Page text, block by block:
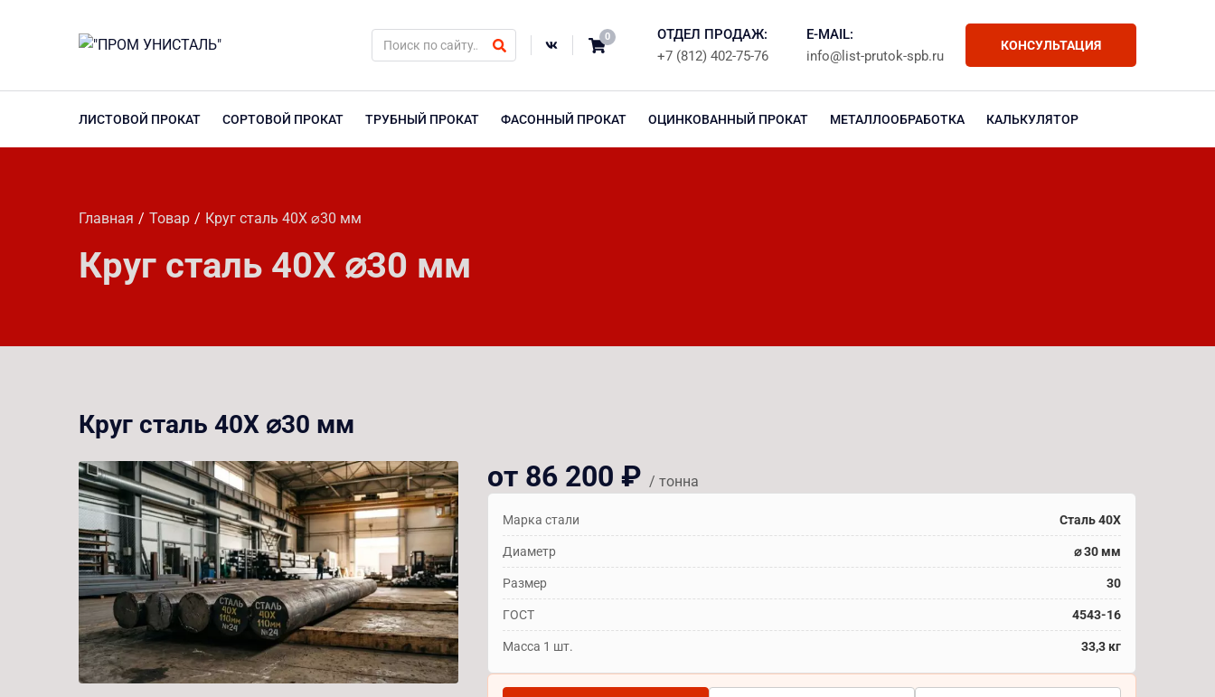
0
КОНСУЛЬТАЦИЯ
ОТДЕЛ ПРОДАЖ:
+7 (812) 402-75-76
E-MAIL:
info@list-prutok-spb.ru
ЛИСТОВОЙ ПРОКАТ СОРТОВОЙ ПРОКАТ ТРУБНЫЙ ПРОКАТ ФАСОННЫЙ ПРОКАТ ОЦИНКОВАННЫЙ ПРОКАТ МЕТАЛЛООБРАБОТКА КАЛЬКУЛЯТОР
Главная Товар Круг сталь 40Х ⌀30 мм
Круг сталь 40Х ⌀30 мм
Круг сталь 40Х ⌀30 мм
от 86 200 ₽ / тонна
Марка стали Сталь 40Х
Диаметр ⌀ 30 мм
Размер 30
ГОСТ 4543-16
Масса 1 шт. 33,3 кг